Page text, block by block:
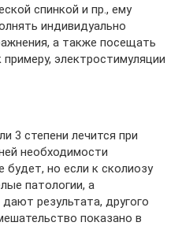
спинкой и пр., ему
индивидуально
а также посещать
электростимуляции
3 степени лечится при
необходимости
будет, но если к сколиозу
патологии, а
результата, другого
показано в